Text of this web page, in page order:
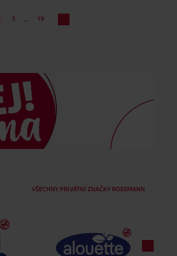
3 … 19
VŠECHNY PRIVÁTNÍ ZNAČKY ROSSMANN